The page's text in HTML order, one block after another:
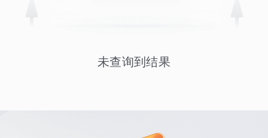
未查询到结果